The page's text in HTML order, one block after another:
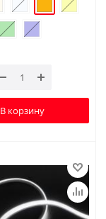
В корзину